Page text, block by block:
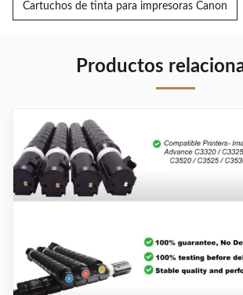
Cartuchos de tinta para impresoras Canon
Productos